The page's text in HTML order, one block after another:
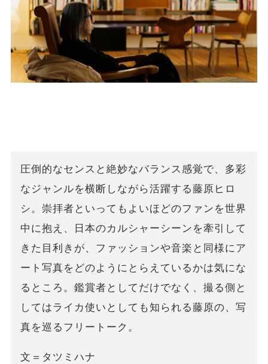
圧倒的なセンスと絶妙なバランス感覚で、多彩
なジャンルを横断しながら活躍する藤原ヒロ
シ。崇拝者といってもよいほどのファンを世界
中に抱え、日本のカルシャーシーンを牽引して
きた目利きが、ファッションや音楽と同様にア
ート写真をどのようにとらえているかは気にな
るところ。鑑賞者としてだけでなく、撮る側と
してはライカ使いとしても知られる藤原の、写
真を巡るフリートーク。
文＝タツミハナ